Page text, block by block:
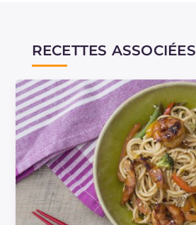
RECETTES ASSOCIÉES